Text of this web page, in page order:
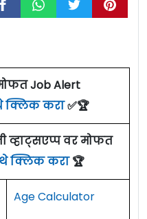
Job Alert
क्लिक करा ✅🏆
व्हाट्सएप्प वर मोफत
क्लिक करा 🏆
Age Calculator